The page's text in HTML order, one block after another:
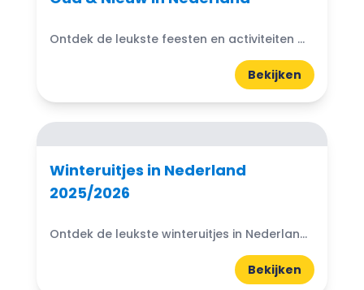
Ontdek de leukste feesten en activiteiten met Oud & Nieuw 2025/2026 in Nederland. Van vuurwerkshows en familie-uitjes tot knallende feestavonden.
Bekijken
Winteruitjes in Nederland
2025/2026
Ontdek de leukste winteruitjes in Nederland 2025/2026. Van schaatsbanen en lichtfestivals tot winterwandelingen, indoor uitjes en romantische winteractiviteiten.
Bekijken